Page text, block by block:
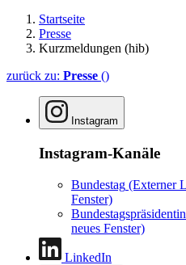
Startseite
Presse
Kurzmeldungen (hib)
zurück zu: Presse ()
Instagram
Instagram-Kanäle
Bundestag (Externer
Fenster)
Bundestagspräsidentin
neues Fenster)
LinkedIn